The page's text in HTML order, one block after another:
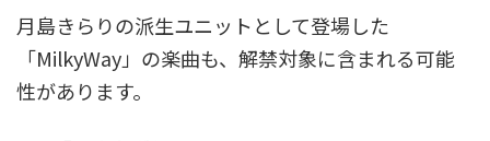
月島きらりの派生ユニットとして登場した
「MilkyWay」の楽曲も、解禁対象に含まれる可能
性があります。